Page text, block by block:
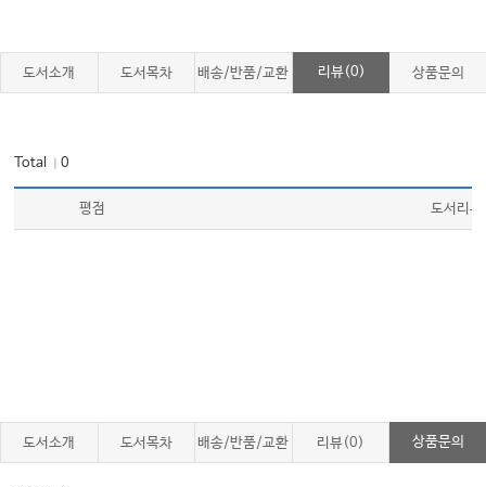
도서소개 도서목차 배송/반품/교환 리뷰(0) 상품문의
Total ｜0
평점 도서리뷰
도서소개 도서목차 배송/반품/교환 리뷰(0) 상품문의